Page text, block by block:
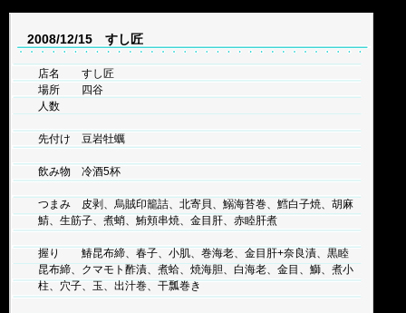
2008/12/15 すし匠
店名 すし匠
場所 四谷
人数
先付け 豆岩牡蠣
飲み物 冷酒5杯
つまみ 皮剥、烏賊印籠詰、北寄貝、鰯海苔巻、鱈白子焼、胡麻
鯖、生筋子、煮蛸、鮪頬串焼、金目肝、赤睦肝煮
握り 鰆昆布締、春子、小肌、巻海老、金目肝+奈良漬、黒睦
昆布締、クマモト酢漬、煮蛤、焼海胆、白海老、金目、鰤、煮小
柱、穴子、玉、出汁巻、干瓢巻き